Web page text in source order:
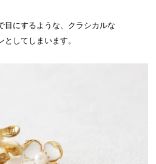
目にするような、クラシカルな
してしまいます。